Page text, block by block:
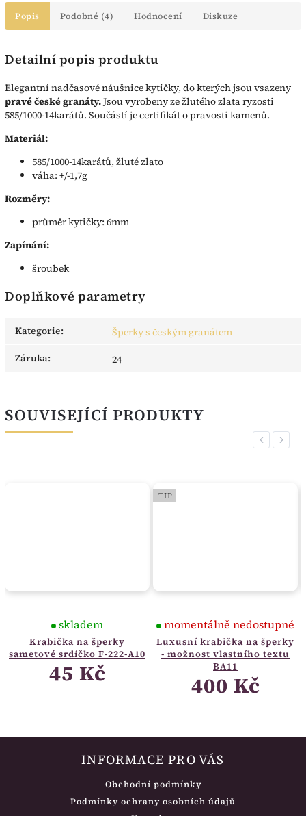
Popis Podobné (4) Hodnocení Diskuze
Detailní popis produktu
Elegantní nadčasové náušnice kytičky, do kterých jsou vsazeny
pravé české granáty.Jsou vyrobeny ze žlutého zlata ryzosti
585/1000-14karátů. Součástí je certifikát o pravosti kamenů.
Materiál:
585/1000-14karátů, žluté zlato
váha: +/-1,7g
Rozměry:
průměr kytičky: 6mm
Zapínání:
šroubek
Doplňkové parametry
Kategorie:
Šperky s českým granátem
Záruka: 24
SOUVISEJÍCÍ PRODUKTY
Previous
Krabička na šperky
sametové srdíčko F-222-A10
skladem
45 Kč
TIP
Luxusní krabička na šperky
- možnost vlastního textu
BA11
momentálně nedostupné
400 Kč
Next
INFORMACE PRO VÁS
Obchodní podmínky
Podmínky ochrany osobních údajů